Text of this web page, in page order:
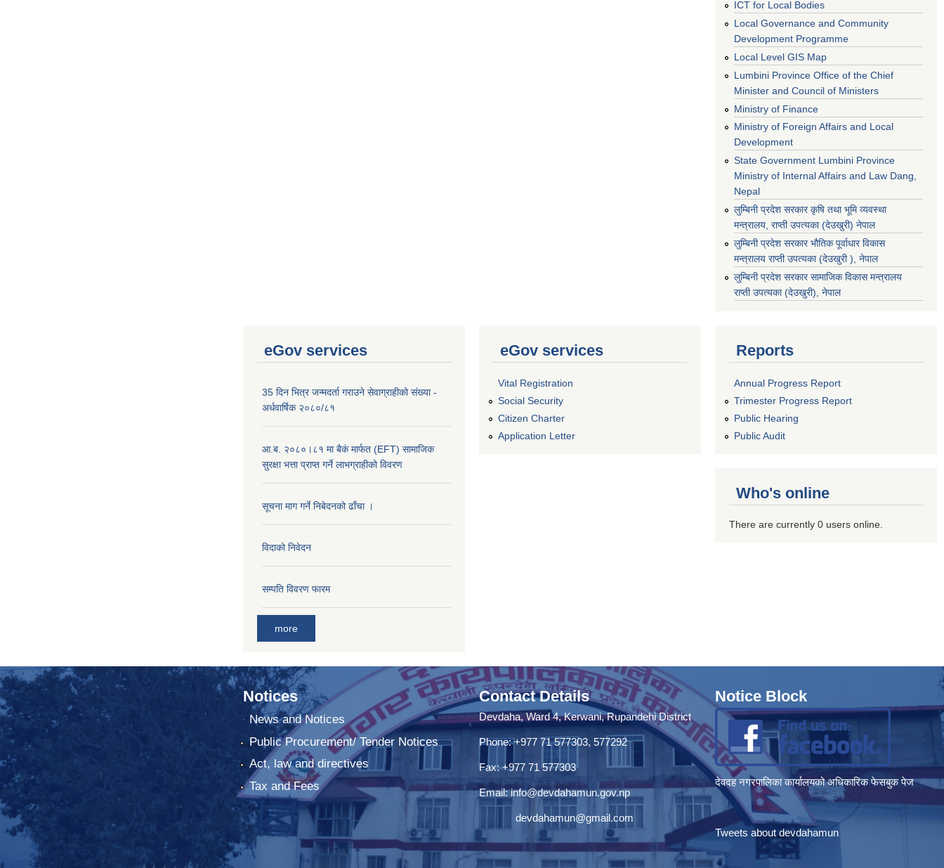
ICT for Local Bodies
Local Governance and Community
Development Programme
Local Level GIS Map
Lumbini Province Office of the Chief
Minister and Council of Ministers
Ministry of Finance
Ministry of Foreign Affairs and Local
Development
State Government Lumbini Province
Ministry of Internal Affairs and Law Dang,
Nepal
लुम्बिनी प्रदेश सरकार कृषि तथा भूमि व्यवस्था
मन्त्रालय, राप्ती उपत्यका (देउखुरी) नेपाल
लुम्बिनी प्रदेश सरकार भौतिक पूर्वाधार विकास
मन्त्रालय राप्ती उपत्यका (देउखुरी ), नेपाल
‌लुम्बिनी प्रदेश सरकार सामाजिक विकास मन्‍‍त्रालय
राप्ती उपत्यका (देउखुरी), नेपाल
eGov services
35 दिन भित्र जन्मदर्ता गराउने सेवाग्राहीको संख्या -
अर्धवार्षिक २०८०/८१
आ.ब. २०८०।८१ मा बैकं मार्फत (EFT) सामाजिक
सुरक्षा भत्ता प्राप्त गर्ने लाभग्राहीको विवरण
सूचना माग गर्ने निबेदनको ढाँचा ।
विदाको निवेदन
सम्पति विवरण फारम
more
eGov services
Vital Registration
Social Security
Citizen Charter
Application Letter
Reports
Annual Progress Report
Trimester Progress Report
Public Hearing
Public Audit
Who's online
There are currently 0 users online.
Notices
News and Notices
Public Procurement/ Tender Notices
Act, law and directives
Tax and Fees
Contact Details
Devdaha, Ward 4, Kerwani, Rupandehi District
Phone: +977 71 577303, 577292
Fax: +977 71 577303
Email:info@devdahamun.gov.np
devdahamun@gmail.com
Notice Block
देवदह नगरपालिका कार्यालयको अधिकारिक फेसबुक पेज
Tweets about devdahamun